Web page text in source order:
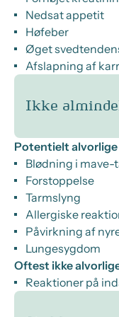
Nedsat appetit
Høfeber
Øget
Afslapning af
Ikke
Potentielt
Blødning i
Forstoppelse
Tarmslyng
Allergiske
Påvirkning af
Lungesygdom
Oftest ikke
Reaktioner på